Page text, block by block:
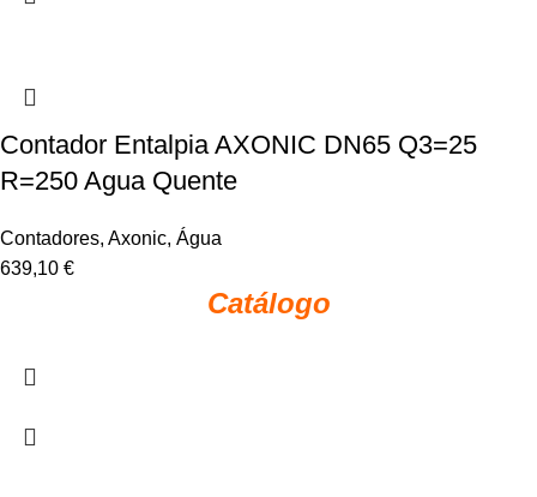
Contador Entalpia AXONIC DN65 Q3=25
R=250 Agua Quente
Contadores, Axonic, Água
639,10 €
Catálogo